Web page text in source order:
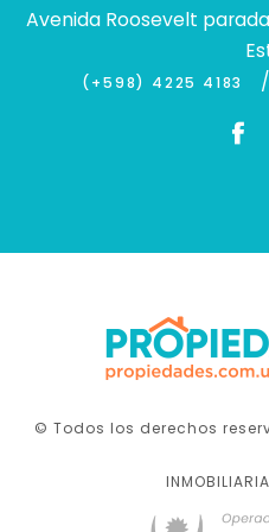
Avenida Roosevelt
(+598) 4225 4183 /
© Todos los derechos